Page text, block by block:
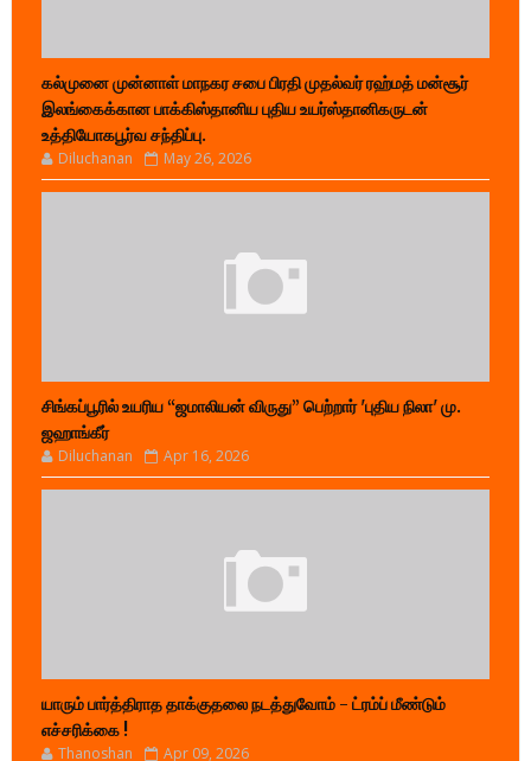
கல்முனை முன்னாள் மாநகர சபை பிரதி முதல்வர் ரஹ்மத் மன்சூர்
இலங்கைக்கான பாக்கிஸ்தானிய புதிய உயர்ஸ்தானிகருடன்
உத்தியோகபூர்வ சந்திப்பு.
Diluchanan May 26, 2026
சிங்கப்பூரில் உயரிய “ஜமாலியன் விருது” பெற்றார் 'புதிய நிலா' மு.
ஜஹாங்கீர்
Diluchanan Apr 16, 2026
யாரும் பார்த்திராத தாக்குதலை நடத்துவோம் - ட்ரம்ப் மீண்டும்
எச்சரிக்கை !
Thanoshan Apr 09, 2026